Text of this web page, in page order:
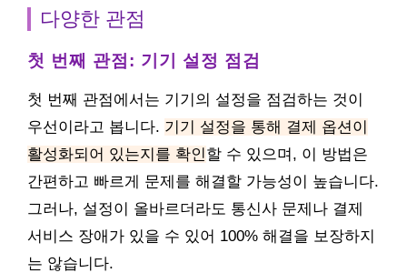
다양한 관점
첫 번째 관점: 기기 설정 점검
첫 번째 관점에서는 기기의 설정을 점검하는 것이
우선이라고 봅니다. 기기 설정을 통해 결제 옵션이
활성화되어 있는지를 확인할 수 있으며, 이 방법은
간편하고 빠르게 문제를 해결할 가능성이 높습니다.
그러나, 설정이 올바르더라도 통신사 문제나 결제
서비스 장애가 있을 수 있어 100% 해결을 보장하지
는 않습니다.